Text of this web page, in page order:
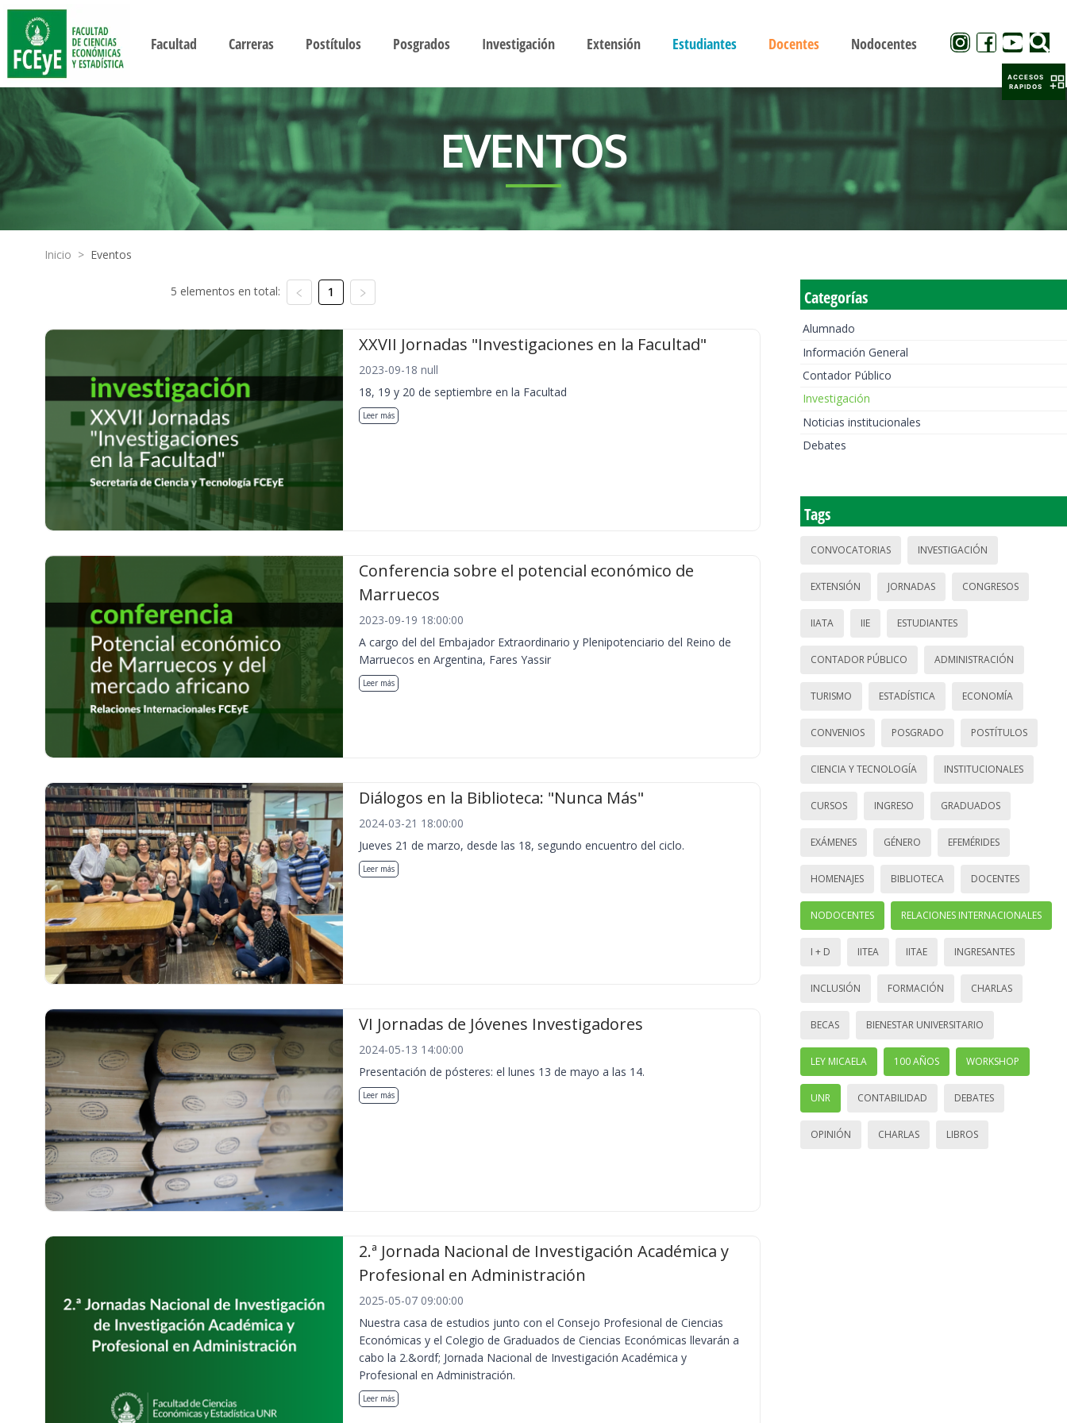
Facultad Carreras Postítulos Posgrados Investigación Extensión Estudiantes Docentes Nodocentes
EVENTOS
Inicio > Eventos
5 elementos en total: 1
XXVII Jornadas "Investigaciones en la Facultad"
2023-09-18 null
18, 19 y 20 de septiembre en la Facultad
Leer más
Conferencia sobre el potencial económico de
Marruecos
2023-09-19 18:00:00
A cargo del del Embajador Extraordinario y Plenipotenciario del Reino de
Marruecos en Argentina, Fares Yassir
Leer más
Diálogos en la Biblioteca: "Nunca Más"
2024-03-21 18:00:00
Jueves 21 de marzo, desde las 18, segundo encuentro del ciclo.
Leer más
VI Jornadas de Jóvenes Investigadores
2024-05-13 14:00:00
Presentación de pósteres: el lunes 13 de mayo a las 14.
Leer más
2.ª Jornada Nacional de Investigación Académica y
Profesional en Administración
2025-05-07 09:00:00
Nuestra casa de estudios junto con el Consejo Profesional de Ciencias
Económicas y el Colegio de Graduados de Ciencias Económicas llevarán a
cabo la 2.&ordf; Jornada Nacional de Investigación Académica y
Profesional en Administración.
Leer más
Categorías
Alumnado
Información General
Contador Público
Investigación
Noticias institucionales
Debates
Tags
CONVOCATORIAS INVESTIGACIÓN
EXTENSIÓN JORNADAS CONGRESOS
IIATA IIE ESTUDIANTES
CONTADOR PÚBLICO ADMINISTRACIÓN
TURISMO ESTADÍSTICA ECONOMÍA
CONVENIOS POSGRADO POSTÍTULOS
CIENCIA Y TECNOLOGÍA INSTITUCIONALES
CURSOS INGRESO GRADUADOS
EXÁMENES GÉNERO EFEMÉRIDES
HOMENAJES BIBLIOTECA DOCENTES
NODOCENTES RELACIONES INTERNACIONALES
I + D IITEA IITAE INGRESANTES
INCLUSIÓN FORMACIÓN CHARLAS
BECAS BIENESTAR UNIVERSITARIO
LEY MICAELA 100 AÑOS WORKSHOP
UNR CONTABILIDAD DEBATES
OPINIÓN CHARLAS LIBROS
ACCESOS
RAPIDOS